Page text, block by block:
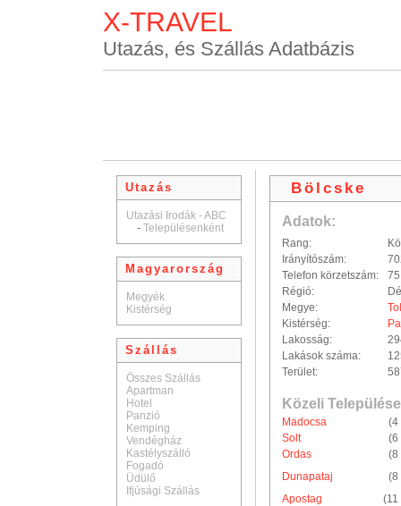
X-TRAVEL
Utazás, és Szállás Adatbázis
Utazás
Utazási Irodák - ABC
- Településenként
Magyarország
Megyék
Kistérség
Szállás
Összes Szállás
Apartman
Hotel
Panzió
Kemping
Vendégház
Kastélyszálló
Fogadó
Üdülő
Ifjúsági Szállás
Bölcske
Adatok:
Rang:
Irányítószám:
Telefon körzetszám:
75
Régió:
Megye:
Kistérség:
Lakosság:
Lakások száma:
Terület:
Közeli
Madocsa
(4
Solt
(6
Ordas
(8
Dunapataj
(8
Apostag
(11